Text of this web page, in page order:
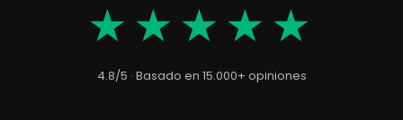
★★★★★
4.8/5 · Basado en 15.000+ opiniones